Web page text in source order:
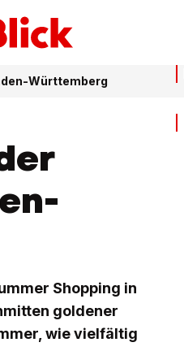
Württemberg
Shopping in
goldener
wie vielfältig